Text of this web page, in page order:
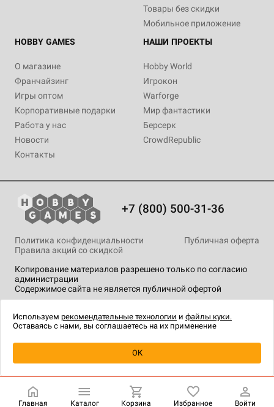
Уведомить о наличии
Товары без скидки
Мобильное приложение
HOBBY GAMES
О магазине
Франчайзинг
Игры оптом
Корпоративные подарки
Работа у нас
Новости
Контакты
НАШИ ПРОЕКТЫ
Hobby World
Игрокон
Warforge
Мир фантастики
Берсерк
CrowdRepublic
+7 (800) 500-31-36
Копирование материалов разрешено только по согласию
администрации
Содержимое сайта не является публичной офертой
Политика конфиденциальности
Публичная оферта
Правила акций со скидкой
технологии.
Главная Каталог Корзина Избранное Войти
Используем рекомендательные технологии и файлы куки.
Оставаясь с нами, вы соглашаетесь на их применение
OK